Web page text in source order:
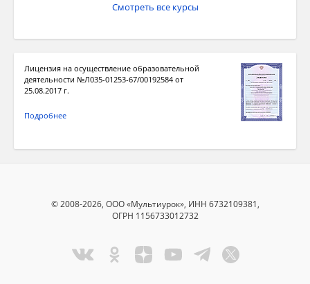
Смотреть все курсы
Лицензия на осуществление образовательной
деятельности №Л035-01253-67/00192584 от
25.08.2017 г.
Подробнее
© 2008-2026, ООО «Мультиурок», ИНН 6732109381,
ОГРН 1156733012732